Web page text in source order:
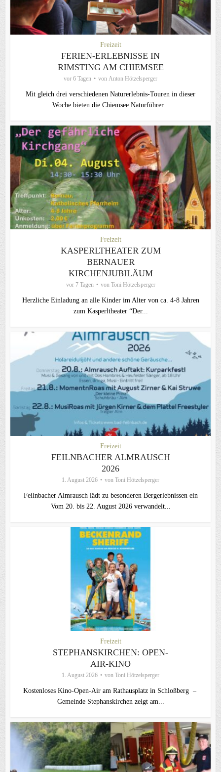
Freizeit
FERIEN-ERLEBNISSE IN
RIMSTING AM CHIEMSEE
vor 6 Tagen von Anton Hötzelsperger
Mit gleich drei verschiedenen Naturerlebnis-Touren in dieser
Woche bieten die Chiemsee Naturführer...
Freizeit
KASPERLTHEATER ZUM
BERNAUER
KIRCHENJUBILÄUM
vor 7 Tagen von Toni Hötzelsperger
Herzliche Einladung an alle Kinder im Alter von ca. 4-8 Jahren
zum Kasperltheater “Der...
Freizeit
FEILNBACHER ALMRAUSCH
2026
1. August 2026 von Toni Hötzelsperger
Feilnbacher Almrausch lädt zu besonderen Bergerlebnissen ein
Vom 20. bis 22. August 2026 verwandelt...
Freizeit
STEPHANSKIRCHEN: OPEN-
AIR-KINO
1. August 2026 von Toni Hötzelsperger
Kostenloses Kino-Open-Air am Rathausplatz in Schloßberg –
Gemeinde Stephanskirchen zeigt am...